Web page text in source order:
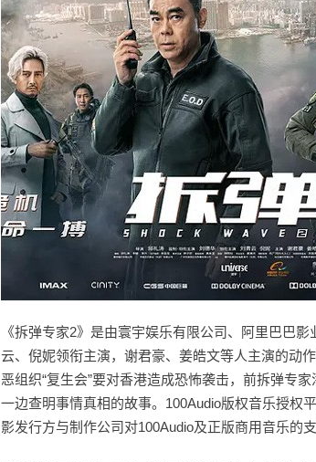
《拆弹专家2》是由寰宇娱乐有限公司、阿里巴巴
云、倪妮领衔主演，谢君豪、姜皓文等人主演的动
恶组织“复生会”要对香港造成恐怖袭击，前拆弹专
一边查明事情真相的故事。100Audio版权音乐授权
影发行方与制作公司对100Audio及正版商用音乐的支